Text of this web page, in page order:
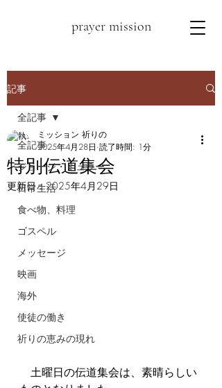
prayer mission
記事
全記事
ジョージ・ミュラー
日常生活
食べ物、料理
ゴスペル
メッセージ
映画
海外
使徒の働き
祈りの恵みの現れ
全記事
特別伝道集会
ミッション 祈りの
2025年4月28日 読了時間: 1分
更新日：2025年4月29日
土曜日の伝道集会は、素晴らしい